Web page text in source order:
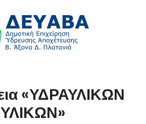
«ΥΔΡΑΥΛΙΚΩΝ
ΥΛΙΚΩΝ»